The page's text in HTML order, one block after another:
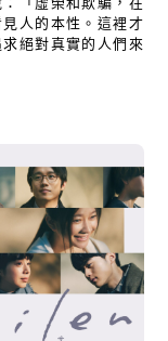
人的本性。這裡才
絕對真實的人們來